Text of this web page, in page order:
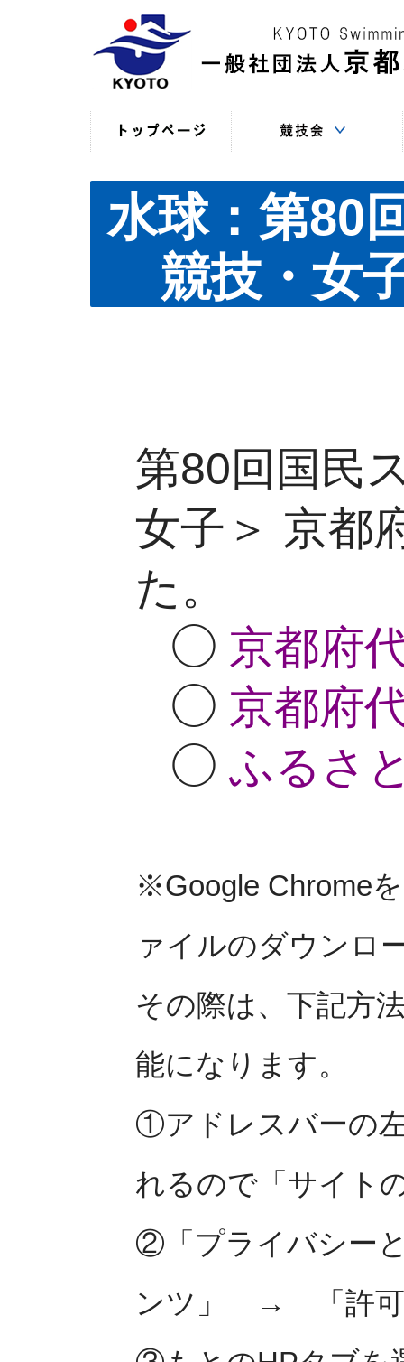
（現年度）
（過年度以前）
（申込・連絡事項等）
水球：第80
競技・女
第80回国民
女子＞ 京都
た。
◯ 京都府
◯ 京都府
◯ ふるさ
※Google Chrome
ァイルのダウンロ
その際は、下記方
能になります。
①アドレスバーの
れるので「サイト
②「プライバシー
ンツ」 → 「許可